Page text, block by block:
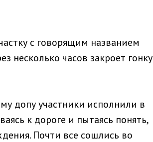
с говорящим названием
несколько часов закроет гонку
допу участники исполнили в
к дороге и пытаясь понять,
Почти все сошлись во